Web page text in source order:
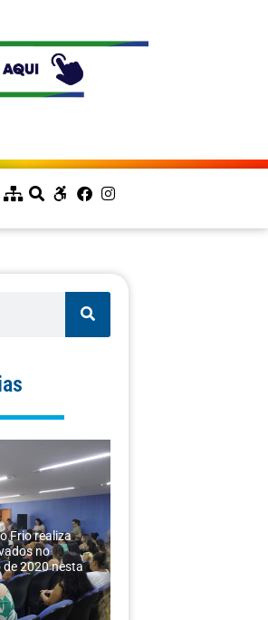
Frio realiza
no
2020 nesta